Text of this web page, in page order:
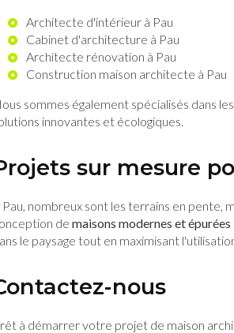
Architecte d'intérieur à Pau
Cabinet d'architecture à Pau
Architecte rénovation à Pau
Construction maison architecte à Pau
sommes également spécialisés dans
innovantes et écologiques.
sur mesure
Pau, nombreux sont les terrains en pente,
de maisons modernes et épurées
le paysage tout en maximisant
nous
à démarrer votre projet de maison